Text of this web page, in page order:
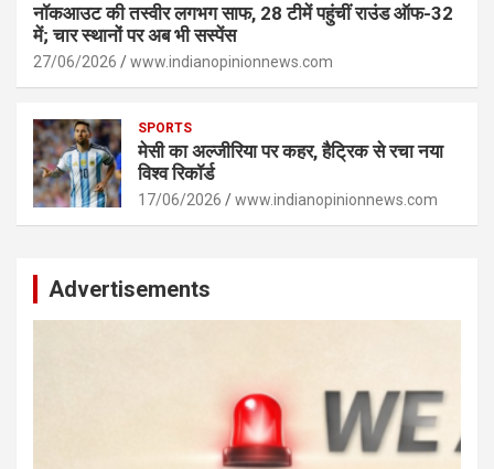
नॉकआउट की तस्वीर लगभग साफ, 28 टीमें पहुंचीं राउंड ऑफ-32
में; चार स्थानों पर अब भी सस्पेंस
27/06/2026 www.indianopinionnews.com
SPORTS
मेसी का अल्जीरिया पर कहर, हैट्रिक से रचा नया
विश्व रिकॉर्ड
17/06/2026 www.indianopinionnews.com
Advertisements